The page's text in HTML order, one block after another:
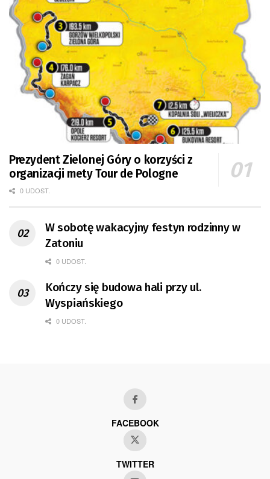
Prezydent Zielonej Góry o korzyści z
organizacji mety Tour de Pologne
0 UDOST.
W sobotę wakacyjny festyn rodzinny w
Zatoniu
0 UDOST.
Kończy się budowa hali przy ul.
Wyspiańskiego
0 UDOST.
FACEBOOK
TWITTER